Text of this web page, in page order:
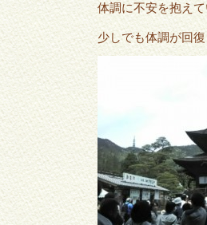
体調に不安を抱え
少しでも体調が回